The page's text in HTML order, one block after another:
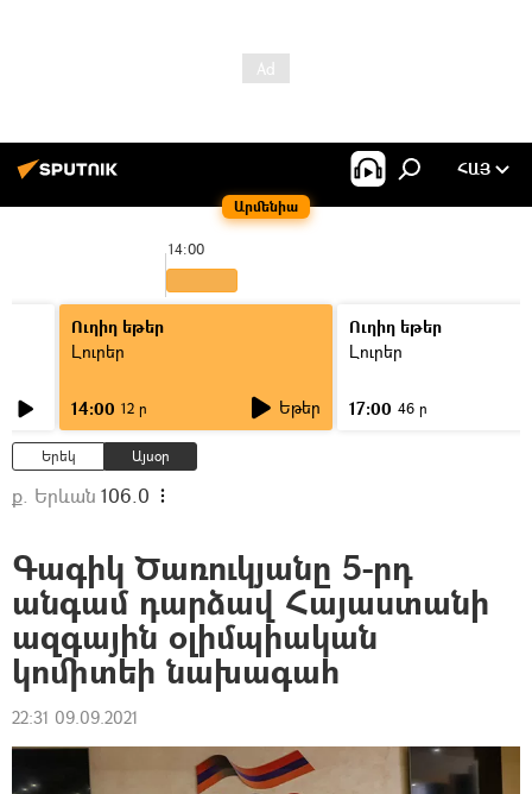
Արմենիա
ՀԱՅ
14:00
Ուղիղ եթեր
Լուրեր
14:00 12 ր Եթեր
Ուղիղ եթեր
Լուրեր
17:00 46 ր
Երեկ Այսօր
ք. Երևան 106.0
Գագիկ Ծառուկյանը 5-րդ
անգամ դարձավ Հայաստանի
ազգային օլիմպիական
կոմիտեի նախագահ
22:31 09.09.2021